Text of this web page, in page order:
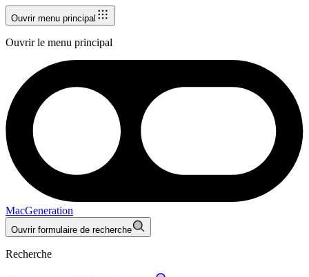
Ouvrir menu principal
Ouvrir le menu principal
MacGeneration
Ouvrir formulaire de recherche
Recherche